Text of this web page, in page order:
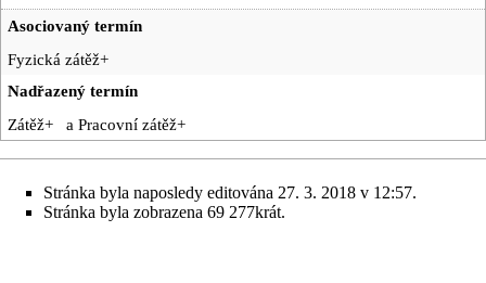
Asociovaný termín
Fyzická zátěž+
Nadřazený termín
Zátěž+ aPracovní zátěž+
Stránka byla naposledy editována 27. 3. 2018 v 12:57.
Stránka byla zobrazena 69 277krát.